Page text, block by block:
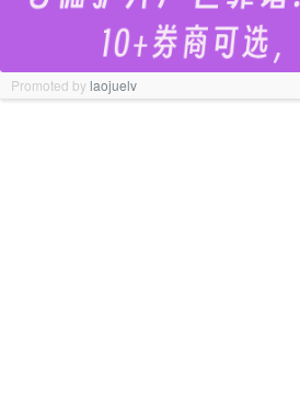
Promoted bylaojuelv